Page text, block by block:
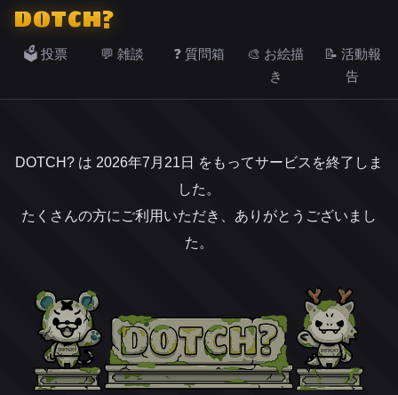
DOTCH?
🗳️ 投票 💬 雑談 ❓ 質問箱
🎨 お絵描
き
📝 活動報
告
DOTCH? は 2026年7月21日 をもってサービスを終了しま
した。
たくさんの方にご利用いただき、ありがとうございまし
た。